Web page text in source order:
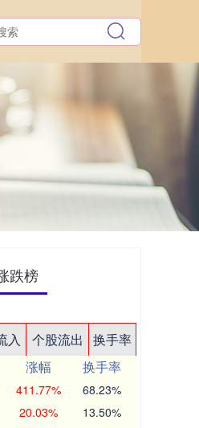
跌榜
入 个股流出
换手率
涨幅
换手率
411.77% 68.23%
20.03% 13.50%